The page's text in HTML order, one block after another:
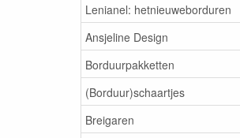
Lenianel: hetnieuweborduren
Ansjeline Design
Borduurpakketten
(Borduur)schaartjes
Breigaren